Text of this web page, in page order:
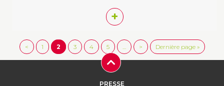
+
< 1 2 3 4 5 … > Dernière page »
PRESSE